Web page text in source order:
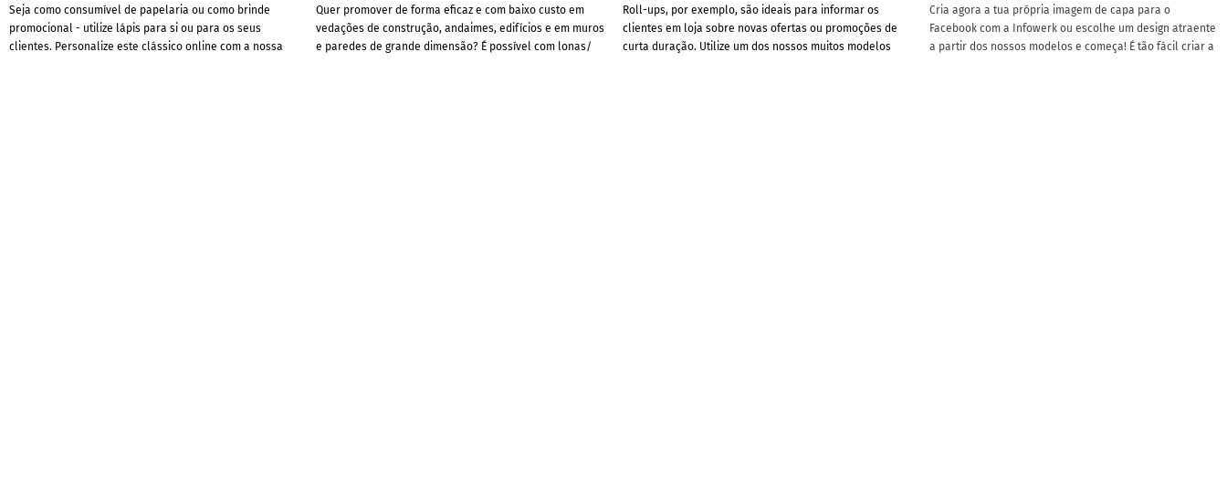
Seja como consumível de papelaria ou como brinde
promocional - utilize lápis para si ou para os seus
clientes. Personalize este clássico online com a nossa
Quer promover de forma eficaz e com baixo custo em
vedações de construção, andaimes, edifícios e em muros
e paredes de grande dimensão? É possível com lonas/
Roll-ups, por exemplo, são ideais para informar os
clientes em loja sobre novas ofertas ou promoções de
curta duração. Utilize um dos nossos muitos modelos
Cria agora a tua própria imagem de capa para o
Facebook com a Infowerk ou escolhe um design atraente
a partir dos nossos modelos e começa! É tão fácil criar a